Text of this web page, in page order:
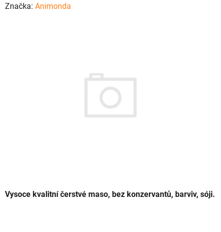
Vysoce kvalitní čerstvé maso, bez konzervantů, barviv, sóji.
hodnocení
Značka: Animonda